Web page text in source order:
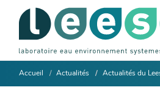
Accueil Actualités Actualités du